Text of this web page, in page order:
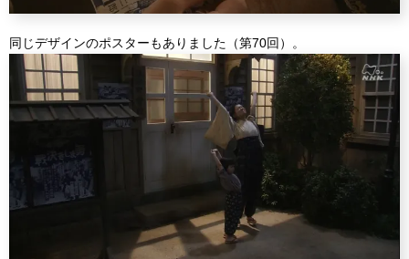
同じデザインのポスターもありました（第70回）。